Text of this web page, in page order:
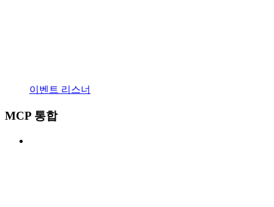
이벤트 리스너
MCP 통합